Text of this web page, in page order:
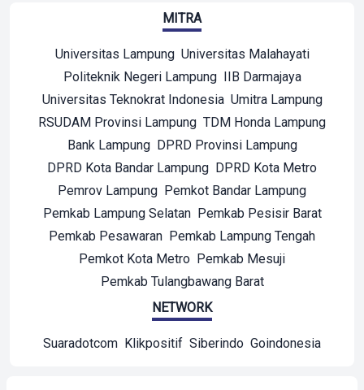
MITRA
Universitas Lampung Universitas Malahayati
Politeknik Negeri Lampung IIB Darmajaya
Universitas Teknokrat Indonesia Umitra Lampung
RSUDAM Provinsi Lampung TDM Honda Lampung
Bank Lampung DPRD Provinsi Lampung
DPRD Kota Bandar Lampung DPRD Kota Metro
Pemrov Lampung Pemkot Bandar Lampung
Pemkab Lampung Selatan Pemkab Pesisir Barat
Pemkab Pesawaran Pemkab Lampung Tengah
Pemkot Kota Metro Pemkab Mesuji
Pemkab Tulangbawang Barat
NETWORK
Suaradotcom Klikpositif Siberindo Goindonesia